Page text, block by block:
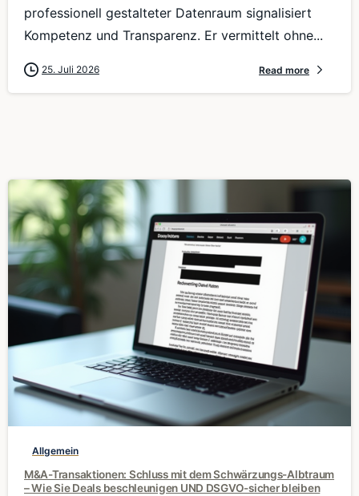
professionell gestalteter Datenraum signalisiert
Kompetenz und Transparenz. Er vermittelt ohne...
25. Juli 2026 Read more
0
Allgemein
M&A-Transaktionen: Schluss mit dem Schwärzungs-Albtraum
– Wie Sie Deals beschleunigen UND DSGVO-sicher bleiben